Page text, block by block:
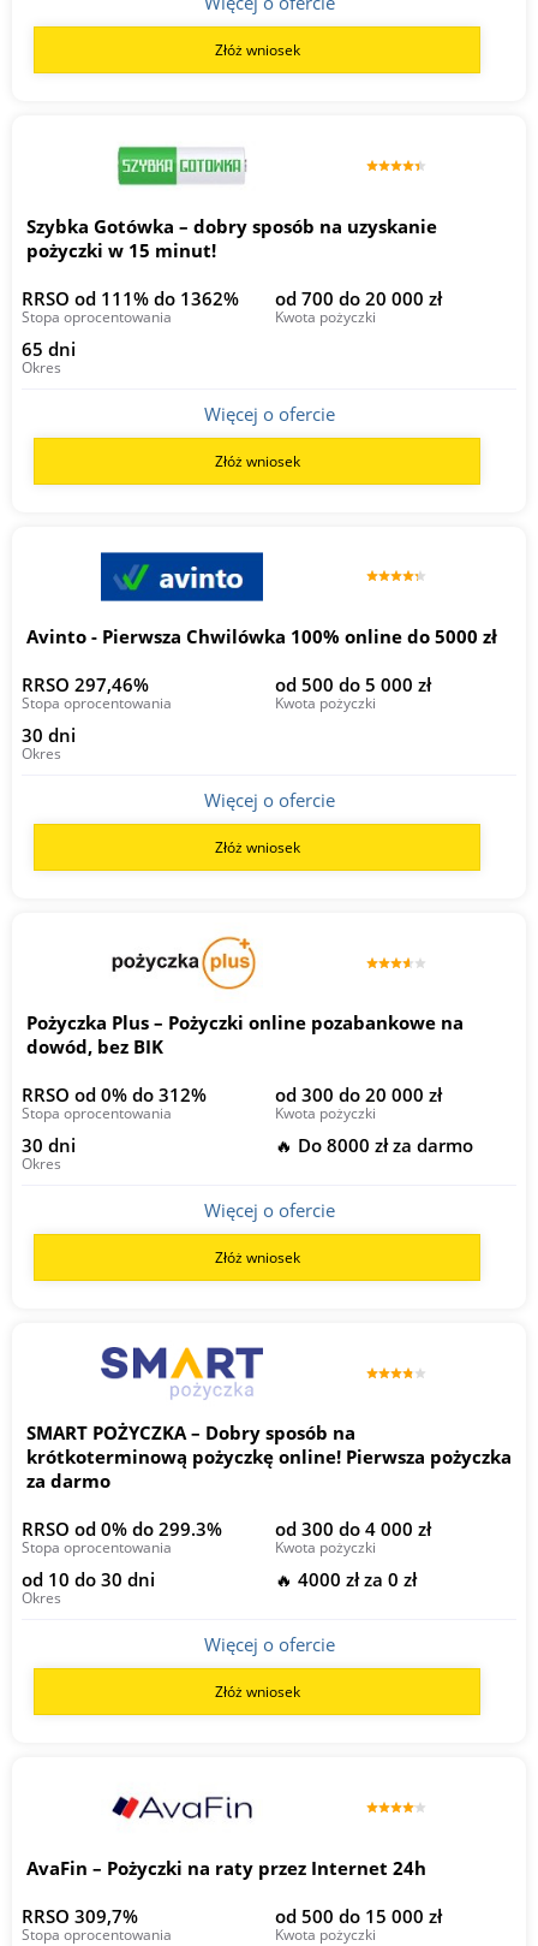
Złóż wniosek
Szybka Gotówka – dobry sposób na uzyskanie
pożyczki w 15 minut!
RRSO od 111% do 1362%
Stopa oprocentowania
od 700 do 20 000 zł
Kwota pożyczki
65 dni
Okres
Więcej o ofercie
Złóż wniosek
Avinto - Pierwsza Chwilówka 100% online do 5000 zł
RRSO 297,46%
Stopa oprocentowania
od 500 do 5 000 zł
Kwota pożyczki
30 dni
Okres
Więcej o ofercie
Złóż wniosek
Pożyczka Plus – Pożyczki online pozabankowe na
dowód, bez BIK
RRSO od 0% do 312%
Stopa oprocentowania
od 300 do 20 000 zł
Kwota pożyczki
30 dni
Okres
🔥 Do 8000 zł za darmo
Więcej o ofercie
Złóż wniosek
SMART POŻYCZKA – Dobry sposób na
krótkoterminową pożyczkę online! Pierwsza pożyczka
za darmo
RRSO od 0% do 299.3%
Stopa oprocentowania
od 300 do 4 000 zł
Kwota pożyczki
od 10 do 30 dni
Okres
🔥 4000 zł za 0 zł
Więcej o ofercie
Złóż wniosek
AvaFin – Pożyczki na raty przez Internet 24h
RRSO 309,7%
Stopa oprocentowania
od 500 do 15 000 zł
Kwota pożyczki